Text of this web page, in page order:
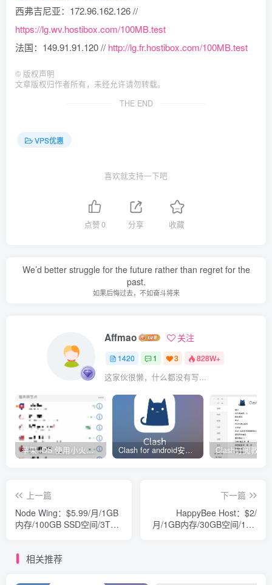
西弗吉尼亚：172.96.162.126 //
https://lg.wv.hostibox.com/100MB.test
法国：149.91.91.120 // http://lg.fr.hostibox.com/100MB.test
© 版权声明
文章版权归作者所有，未经允许请勿转载。
THE END
VPS优惠
喜欢就支持一下吧
点赞0 分享 收藏
We’d better struggle for the future rather than regret for the
past.
如果后悔过去，不如奋斗将来
Affmao 关注
1420 1 3 828W+
这家伙很懒，什么都没有写...
苹果 iOS 使用小火箭(shadowrocket)新手教程 Clash for android安卓客户端保姆级新手使用教程
上一篇
Node Wing：$5.99/月/1GB
内存/100GB SSD空间/3TB
下一篇
HappyBee Host：$2/
月/1GB内存/30GB空间/1TB
相关推荐